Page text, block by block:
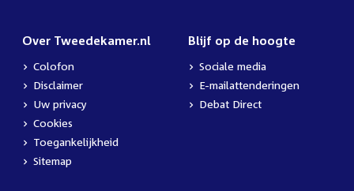
Over Tweedekamer.nl
Colofon
Disclaimer
Uw privacy
Cookies
Toegankelijkheid
Sitemap
Blijf op de hoogte
Sociale media
E-mailattenderingen
Debat Direct